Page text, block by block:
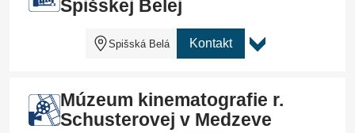
Spišskej Belej
Spišská Belá Kontakt
Múzeum kinematografie r.
Schusterovej v Medzeve